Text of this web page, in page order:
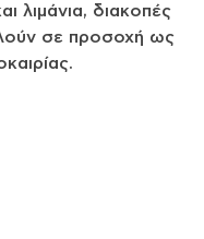
λιμάνια, διακοπές
σε προσοχή ως